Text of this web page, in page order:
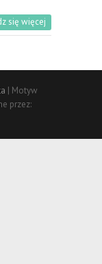
się więcej
| Motyw
przez: